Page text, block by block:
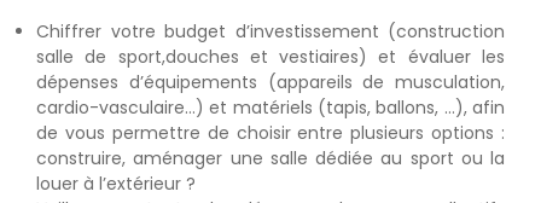
Chiffrer votre budget d’investissement (construction
salle de sport,douches et vestiaires) et évaluer les
dépenses d’équipements (appareils de musculation,
cardio-vasculaire…) et matériels (tapis, ballons, …), afin
de vous permettre de choisir entre plusieurs options :
construire, aménager une salle dédiée au sport ou la
louer à l’extérieur ?